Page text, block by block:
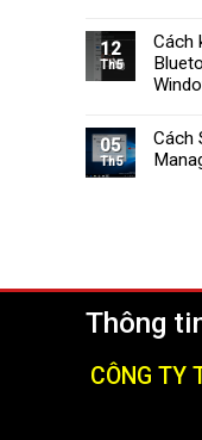
12
Th5
Cách
05
Th5
Cách
Thông
CÔNG TY